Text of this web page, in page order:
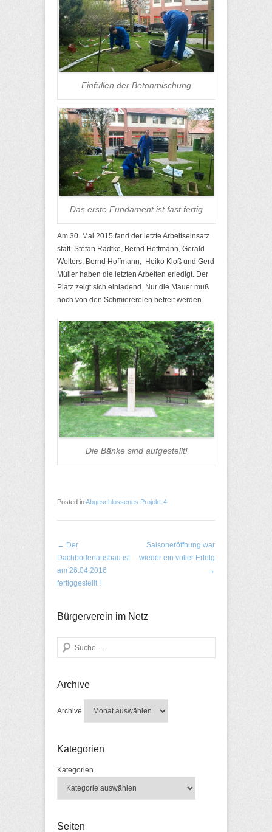
Einfüllen der Betonmischung
Das erste Fundament ist fast fertig
Am 30. Mai 2015 fand der letzte Arbeitseinsatz
statt. Stefan Radtke, Bernd Hoffmann, Gerald
Wolters, Bernd Hoffmann, Heiko Kloß und Gerd
Müller haben die letzten Arbeiten erledigt. Der
Platz zeigt sich einladend. Nur die Mauer muß
noch von den Schmierereien befreit werden.
Die Bänke sind aufgestellt!
Posted inAbgeschlossenes Projekt-4
Post navigation
← Der
Dachbodenausbau ist
am 26.04.2016
fertiggestellt !
Saisoneröffnung war
wieder ein voller Erfolg
→
Bürgerverein im Netz
Search
Archive
Archive
Kategorien
Kategorien
Seiten